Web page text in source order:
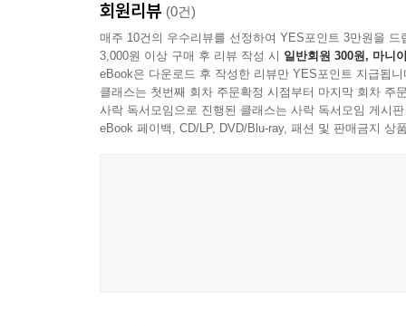
회원리뷰 (0건)
매주 10건의 우수리뷰를 선정하여 YES포인트 3만원을 드
3,000원 이상 구매 후 리뷰 작성 시 일반회원 300원, 마니
eBook은 다운로드 후 작성한 리뷰만 YES포인트 지급됩니
클래스는 첫번째 회차 주문확정 시점부터 마지막 회차 주
사락 독서모임으로 진행된 클래스는 사락 독서모임 게시
eBook 페이백, CD/LP, DVD/Blu-ray, 패션 및 판매금지 상